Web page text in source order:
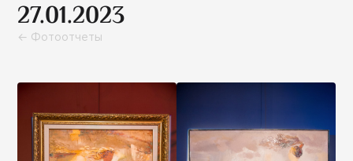
27.01.2023
← Фотоотчеты